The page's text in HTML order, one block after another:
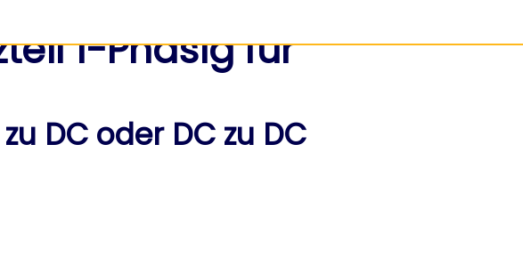
1-Phasig für
DC oder DC zu DC